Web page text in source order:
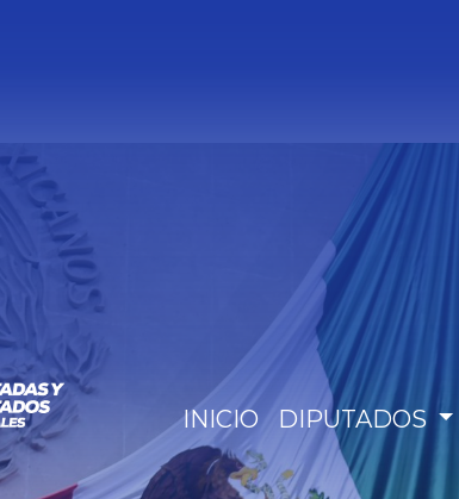
INICIO DIPUTADOS